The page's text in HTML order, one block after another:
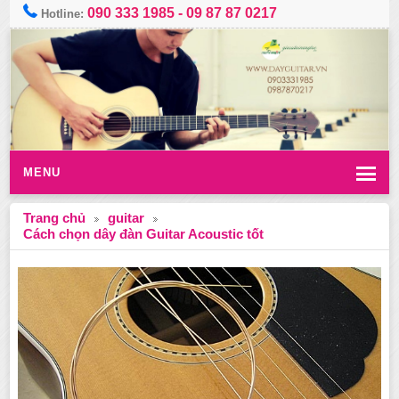
Hotline:090 333 1985 -09 87 87 0217
MENU
Trang chủ
guitar
Cách chọn dây đàn Guitar Acoustic tốt